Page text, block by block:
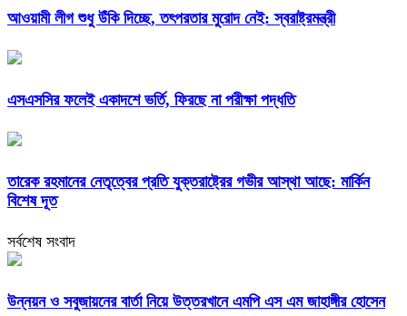
আওয়ামী লীগ শুধু উঁকি দিচ্ছে, তৎপরতার মুরোদ নেই: স্বরাষ্ট্রমন্ত্রী
এসএসসির ফলেই একাদশে ভর্তি, ফিরছে না পরীক্ষা পদ্ধতি
তারেক রহমানের নেতৃত্বের প্রতি যুক্তরাষ্ট্রের গভীর আস্থা আছে: মার্কিন
বিশেষ দূত
সর্বশেষ সংবাদ
উন্নয়ন ও সবুজায়নের বার্তা নিয়ে উত্তরখানে এমপি এস এম জাহাঙ্গীর হোসেন